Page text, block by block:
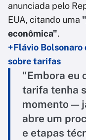
anunciada pelo
EUA, citando uma
econômica".
+Flávio
sobre tarifas
"Embora eu
tarifa tenha
momento —
abre um
e etapas